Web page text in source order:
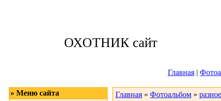
ОХОТНИК сайт
Главная |
» Меню сайта
Главная » Фотоальбом » разное